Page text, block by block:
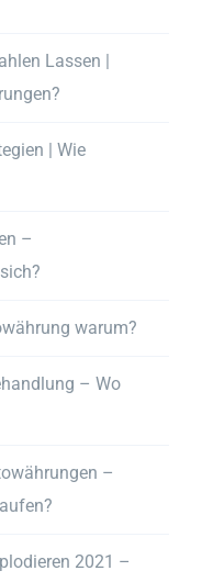
Lassen |
| Wie
–
warum?
– Wo
–
2021 –